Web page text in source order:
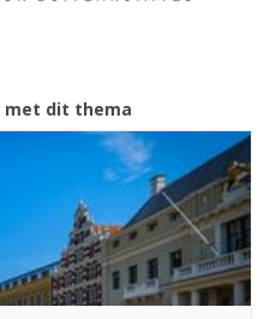
met dit thema